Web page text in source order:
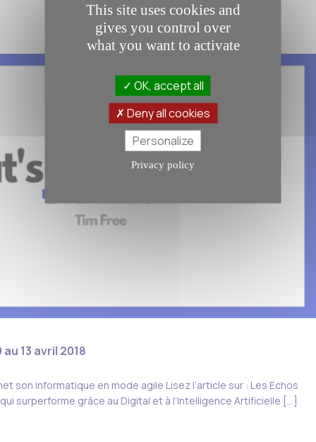
au 13 avril 2018
son informatique en mode agile Lisez l’article sur : Les Echos
surperforme grâce au Digital et à l’Intelligence Artificielle […]
This site uses cookies and
gives you control over
what you want to activate
OK, accept all
Deny all cookies
Personalize
Privacy policy